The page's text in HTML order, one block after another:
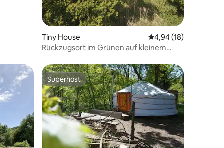
Bewertungen
Tiny House Durchschnittliche
4,94 (18)
Rückzugsort im Grünen auf kleinem
Superhost
Superhost